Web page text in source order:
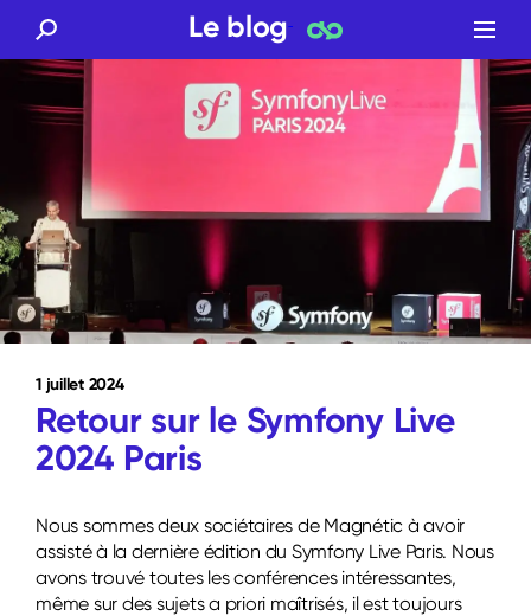
contenu
Le blog
1 juillet 2024
Retour sur le Symfony Live
2024 Paris
Nous sommes deux sociétaires de Magnétic à avoir
assisté à la dernière édition du Symfony Live Paris. Nous
avons trouvé toutes les conférences intéressantes,
même sur des sujets a priori maîtrisés, il est toujours